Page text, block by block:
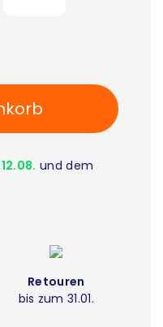
12.08. und dem
Retouren
bis zum 31.01.